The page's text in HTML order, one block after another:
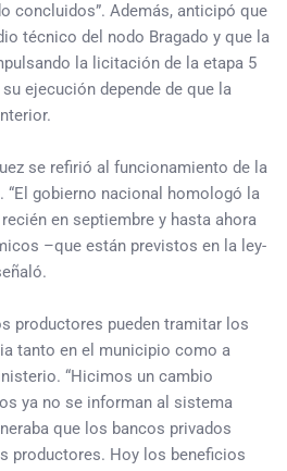
concluidos”. Además, anticipó que
técnico del nodo Bragado y que la
la licitación de la etapa 5
ejecución depende de que la
se refirió al funcionamiento de la
“El gobierno nacional homologó la
en septiembre y hasta ahora
–que están previstos en la ley-
productores pueden tramitar los
tanto en el municipio como a
“Hicimos un cambio
ya no se informan al sistema
que los bancos privados
productores. Hoy los beneficios